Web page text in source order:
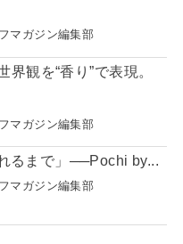
マガジン編集部
観を“香り”で表現。
マガジン編集部
るまで」──Pochi by...
マガジン編集部